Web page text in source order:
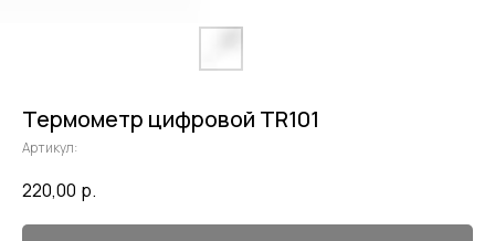
Термометр цифровой TR101
Артикул:
220,00 р.